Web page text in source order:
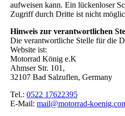
aufweisen kann. Ein lückenloser
Zugriff durch Dritte ist nicht
Hinweis zur verantwortlichen
Die verantwortliche Stelle für die
Website ist:
Motorrad König e.K
Ahmser Str. 101,
32107 Bad Salzuflen, Germany
Tel.: 0522 17622395
E-Mail: mail@motorrad-